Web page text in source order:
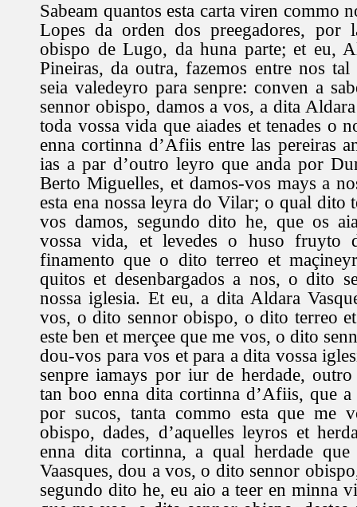
Sabeam quantos esta carta viren commo
Lopes da orden dos preegadores, por
obispo de Lugo, da huna parte; et eu,
Pineiras, da outra, fazemos entre nos tal
seia valedeyro para senpre: conven a
sennor obispo, damos a vos, a dita
toda vossa vida que aiades et tenades o
enna cortinna d’Afiis entre las pereiras
ias a par d’outro leyro que anda por
Berto Miguelles, et damos-vos mays a
esta ena nossa leyra do Vilar; o qual dito
vos damos, segundo dito he, que os
vossa vida, et levedes o huso fruyto
finamento que o dito terreo et
quitos et desenbargados a nos, o dito
nossa iglesia. Et eu, a dita Aldara
vos, o dito sennor obispo, o dito terreo
este ben et merçee que me vos, o dito
dou-vos para vos et para a dita vossa
senpre iamays por iur de herdade,
tan boo enna dita cortinna d’Afiis, que
por sucos, tanta commo esta que me
obispo, dades, d’aquelles leyros et
enna dita cortinna, a qual herdade
Vaasques, dou a vos, o dito sennor
segundo dito he, eu aio a teer en minna